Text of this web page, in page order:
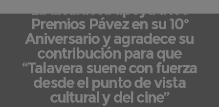
La alcaldesa apoya a los
Premios Pávez en su 10º
Aniversario y agradece su
contribución para que
“Talavera suene con fuerza
desde el punto de vista
cultural y del cine”